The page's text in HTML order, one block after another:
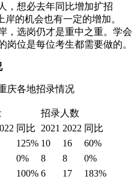
，想必去年同比增加扩招
的机会也有一定的增加。
，选岗仍才是重中之重。学会
岗位是每位考生都需要做的。
庆各地招录情况
招录人数
同比 2021 2022 同比
125% 10 16
60%
0% 8 8
0%
100% 6 17
183%